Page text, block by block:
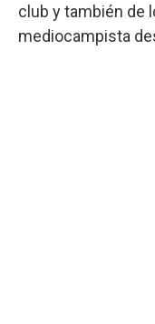
club y también de
mediocampista